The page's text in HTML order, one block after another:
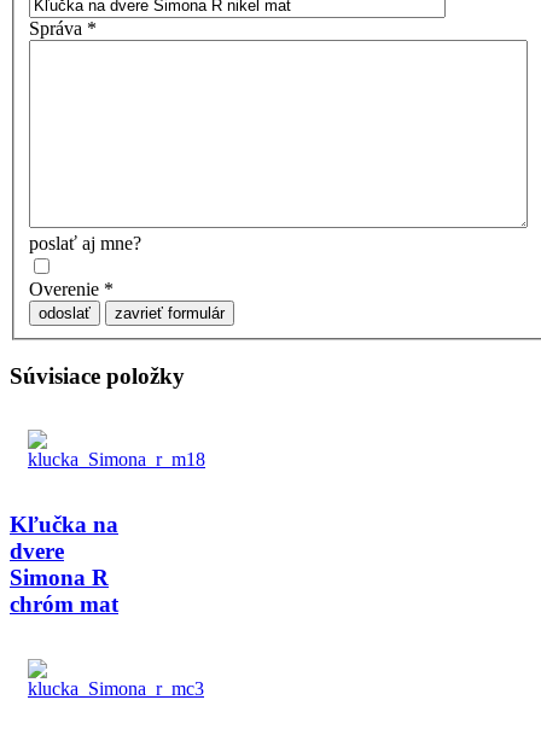
Správa *
poslať aj mne?
Overenie *
odoslať zavrieť formulár
Súvisiace položky
Kľučka na
dvere
Simona R
chróm mat